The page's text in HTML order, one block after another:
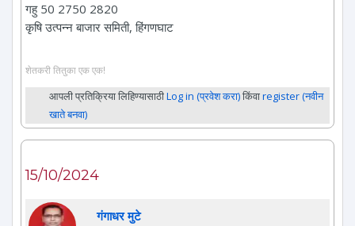
गहु 50 2750 2820
कृषि उत्पन्न बाजार समिती, हिंगणघाट
शेतकरी तितुका एक एक!
आपली प्रतिक्रिया लिहिण्यासाठीLog in (प्रवेश करा)किंवाregister (नवीन
खाते बनवा)
15/10/2024
गंगाधर मुटे